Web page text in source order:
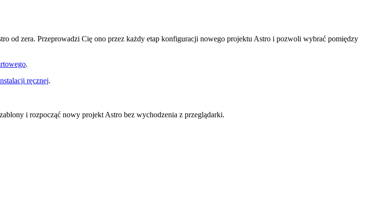
od zera. Przeprowadzi Cię ono przez każdy etap konfiguracji nowego projektu Astro i pozwoli wybrać pomiędzy
.
ręcznej.
i rozpocząć nowy projekt Astro bez wychodzenia z przeglądarki.